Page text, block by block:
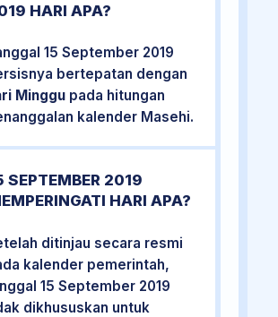
HARI APA?
15 September 2019
bertepatan dengan
Minggu pada hitungan
kalender Masehi.
SEPTEMBER 2019
HARI APA?
ditinjau secara resmi
kalender pemerintah,
15 September 2019
dikhususkan untuk